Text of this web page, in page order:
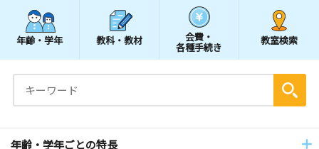
年齢・学年 教科・教材 会費・
各種手続き
教室検索
年齢・学年ごとの特長